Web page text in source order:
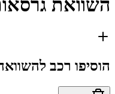
השוואת
הוסיפו רכב